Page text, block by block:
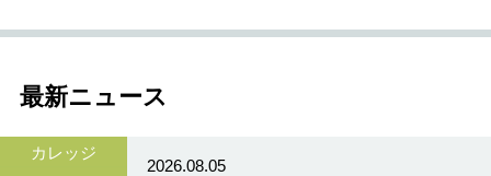
最新ニュース
カレッジ
2026.08.05